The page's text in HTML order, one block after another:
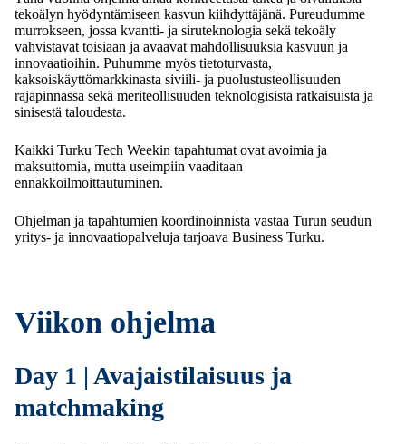
tekoälyn hyödyntämiseen kasvun kiihdyttäjänä. Pureudumme
murrokseen, jossa kvantti- ja siruteknologia sekä tekoäly
vahvistavat toisiaan ja avaavat mahdollisuuksia kasvuun ja
innovaatioihin. Puhumme myös tietoturvasta,
kaksoiskäyttömarkkinasta siviili- ja puolustusteollisuuden
rajapinnassa sekä meriteollisuuden teknologisista ratkaisuista ja
sinisestä taloudesta.
Kaikki Turku Tech Weekin tapahtumat ovat avoimia ja
maksuttomia, mutta useimpiin vaaditaan
ennakkoilmoittautuminen.
Ohjelman ja tapahtumien koordinoinnista vastaa Turun seudun
yritys- ja innovaatiopalveluja tarjoava Business Turku.
Viikon ohjelma
Day 1 | Avajaistilaisuus ja
matchmaking